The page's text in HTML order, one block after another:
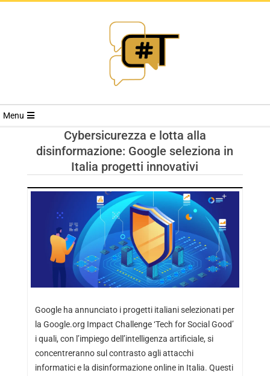
RIVISTA
TRENDS
Menu
Cybersicurezza e lotta alla
disinformazione: Google seleziona in
Italia progetti innovativi
Google ha annunciato i progetti italiani selezionati per
la Google.org Impact Challenge ‘Tech for Social Good’
i quali, con l’impiego dell’intelligenza artificiale, si
concentreranno sul contrasto agli attacchi
informatici e la disinformazione online in Italia. Questi